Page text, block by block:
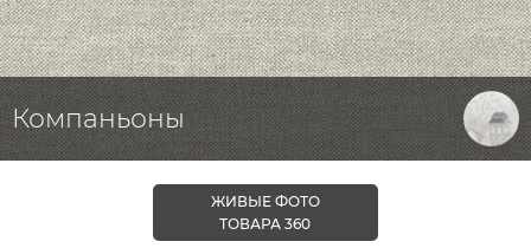
Компаньоны
ЖИВЫЕ ФОТО
ТОВАРА 360